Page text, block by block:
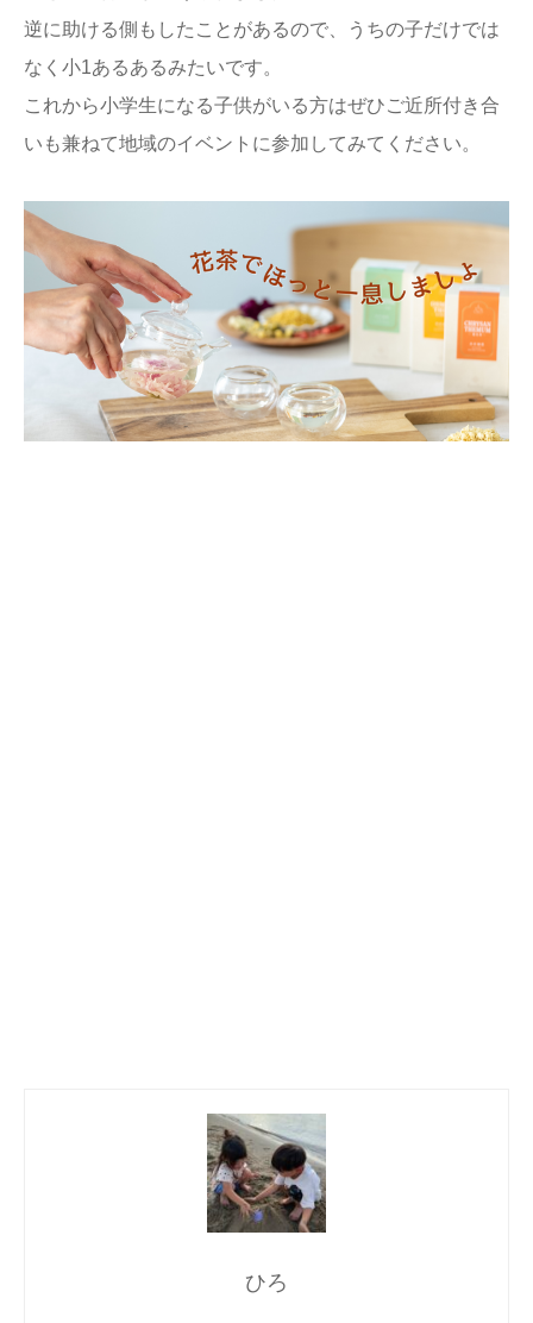
逆に助ける側もしたことがあるので、うちの子だけでは
なく小1あるあるみたいです。
これから小学生になる子供がいる方はぜひご近所付き合
いも兼ねて地域のイベントに参加してみてください。
ひろ